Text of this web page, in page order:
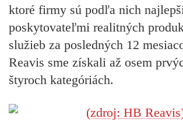
ktoré firmy sú podľa nich
poskytovateľmi realitných
služieb za posledných 12
Reavis sme získali až osem
štyroch kategóriách.